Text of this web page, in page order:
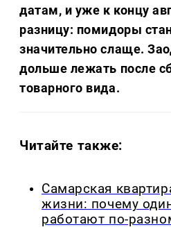
датам, и уже к концу
разницу: помидоры
значительно слаще.
дольше лежать после
товарного вида.
Читайте также:
Самарская
жизни: почему
работают по-